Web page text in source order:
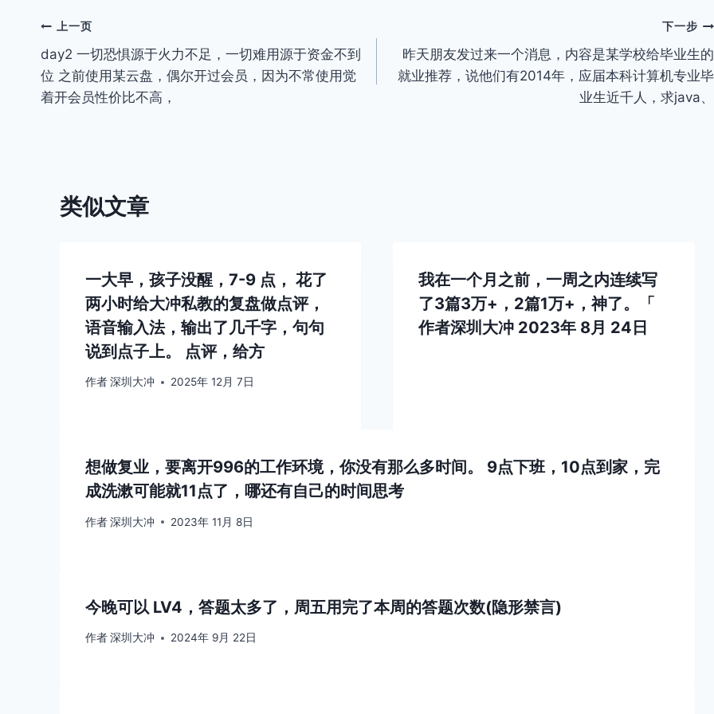
文
章
导
上一页
day2 一切恐惧源于火力不足，一切难用源于资金不到
位 之前使用某云盘，偶尔开过会员，因为不常使用觉
着开会员性价比不高，
下一步
昨天朋友发过来一个消息，内容是某学校给毕业生的
就业推荐，说他们有2014年，应届本科计算机专业毕
业生近千人，求java、
类似文章
一大早，孩子没醒，7-9 点， 花了
两小时给大冲私教的复盘做点评，
语音输入法，输出了几千字，句句
说到点子上。 点评，给方
作者深圳大冲 2025年 12月 7日
我在一个月之前，一周之内连续写
了3篇3万+，2篇1万+，神了。「
作者深圳大冲 2023年 8月 24日
想做复业，要离开996的工作环境，你没有那么多时间。 9点下班，10点到家，完
成洗漱可能就11点了，哪还有自己的时间思考
作者深圳大冲 2023年 11月 8日
今晚可以 LV4，答题太多了，周五用完了本周的答题次数(隐形禁言)
作者深圳大冲 2024年 9月 22日